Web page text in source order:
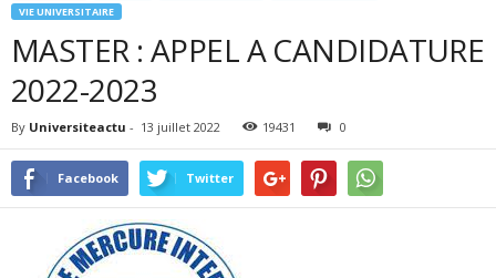
VIE UNIVERSITAIRE
MASTER : APPEL A CANDIDATURE
2022-2023
By Universiteactu - 13 juillet 2022 19431 0
Facebook Twitter